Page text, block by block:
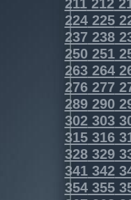
224225
237238
250251
263264
276277
289290
302303
315316
328329
341342
354355